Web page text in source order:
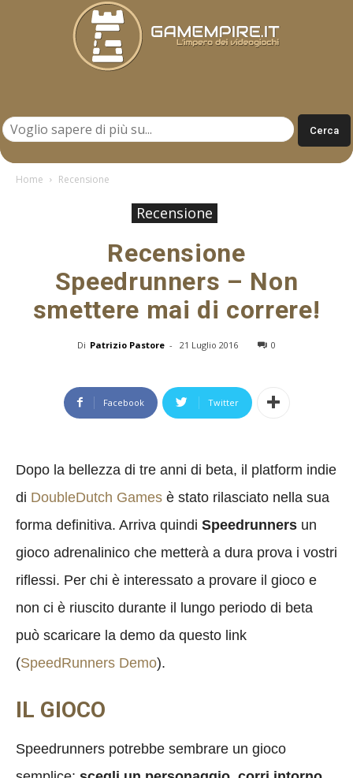
Home Recensione
Recensione
Recensione
Speedrunners – Non
smettere mai di correre!
Di Patrizio Pastore - 21 Luglio 2016 0
Facebook Twitter
Dopo la bellezza di tre anni di beta, il platform indie
di DoubleDutch Games è stato rilasciato nella sua
forma definitiva. Arriva quindi Speedrunners un
gioco adrenalinico che metterà a dura prova i vostri
riflessi. Per chi è interessato a provare il gioco e
non ci è riuscito durante il lungo periodo di beta
può scaricare la demo da questo link
(SpeedRunners Demo).
IL GIOCO
Speedrunners potrebbe sembrare un gioco